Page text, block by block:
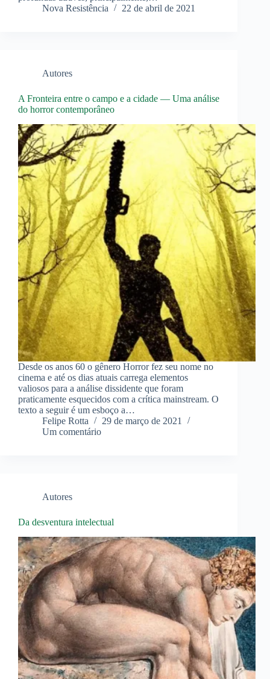
Nova Resistência
22 de abril de 2021
Autores
A Fronteira entre o campo e a cidade — Uma análise
do horror contemporâneo
Desde os anos 60 o gênero Horror fez seu nome no
cinema e até os dias atuais carrega elementos
valiosos para a análise dissidente que foram
praticamente esquecidos com a crítica mainstream. O
texto a seguir é um esboço a…
Felipe Rotta
29 de março de 2021
Um comentário
Autores
Da desventura intelectual